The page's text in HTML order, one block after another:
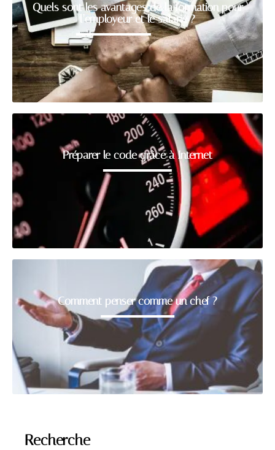
Quels sont les avantages de la formation pour
l’employeur et le salarié ?
Préparer le code grâce à Internet
Comment penser comme un chef ?
Recherche